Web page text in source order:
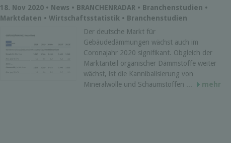
18. Nov 2020 • News • BRANCHENRADAR • Branchenstudien •
Marktdaten • Wirtschaftsstatistik • Branchenstudien
Der deutsche Markt für
Gebäudedämmungen wächst auch im
Coronajahr 2020 signifikant. Obgleich der
Marktanteil organischer Dämmstoffe weiter
wächst, ist die Kannibalisierung von
Mineralwolle und Schaumstoffen ...
mehr